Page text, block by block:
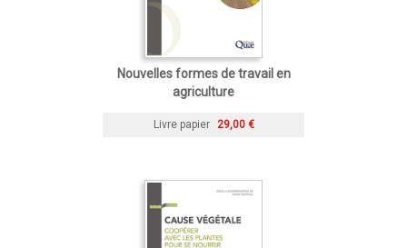
Nouvelles formes de travail en
agriculture
Livre papier 29,00 €